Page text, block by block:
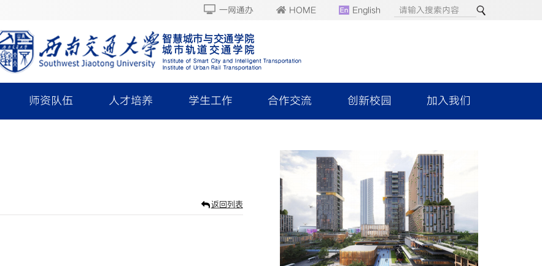
一网通办 HOME English
师资队伍 人才培养 学生工作 合作交流 创新校园 加入我们
返回列表